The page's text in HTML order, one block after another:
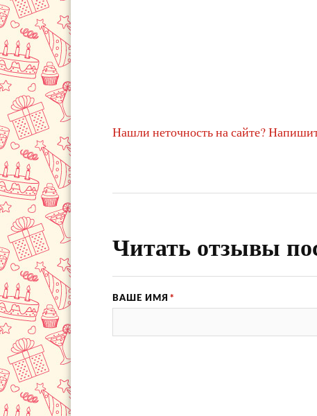
Нашли неточность на сайте?
Читать отзывы
ВАШЕ ИМЯ *